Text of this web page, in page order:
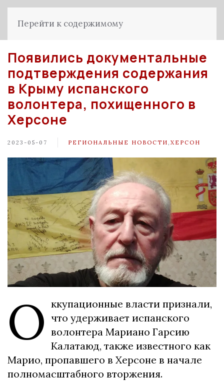
Перейти к содержимому
Появились документальные
подтверждения содержания
в Крыму испанского
волонтера, похищенного в
Херсоне
2023-05-07 РЕГИОНАЛЬНЫЕ НОВОСТИ ХЕРСОН
О ккупационные власти признали,
что удерживает испанского
волонтера Мариано Гарсию
Калатаюд, также известного как
Марио, пропавшего в Херсоне в начале
полномасштабного вторжения.